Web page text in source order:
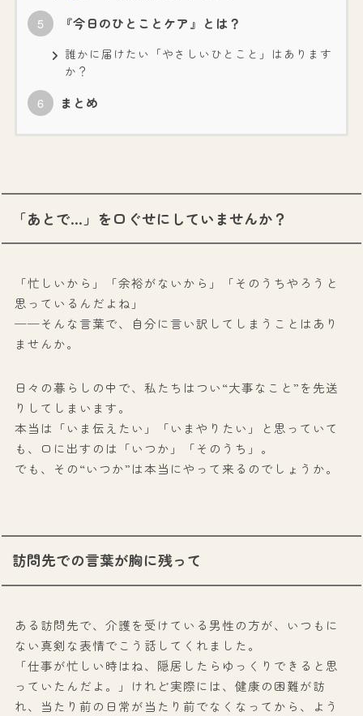
『今日のひとことケア』とは？
誰かに届けたい「やさしいひとこと」はあります
か？
まとめ
「あとで…」を口ぐせにしていませんか？
「忙しいから」「余裕がないから」「そのうちやろうと
思っているんだよね」
──そんな言葉で、自分に言い訳してしまうことはあり
ませんか。
日々の暮らしの中で、私たちはつい“大事なこと”を先送
りしてしまいます。
本当は「いま伝えたい」「いまやりたい」と思っていて
も、口に出すのは「いつか」「そのうち」。
でも、その“いつか”は本当にやって来るのでしょうか。
訪問先での言葉が胸に残って
ある訪問先で、介護を受けている男性の方が、いつもに
ない真剣な表情でこう話してくれました。
「仕事が忙しい時はね、隠居したらゆっくりできると思
っていたんだよ。」けれど実際には、健康の困難が訪
れ、当たり前の日常が当たり前でなくなってから、よう